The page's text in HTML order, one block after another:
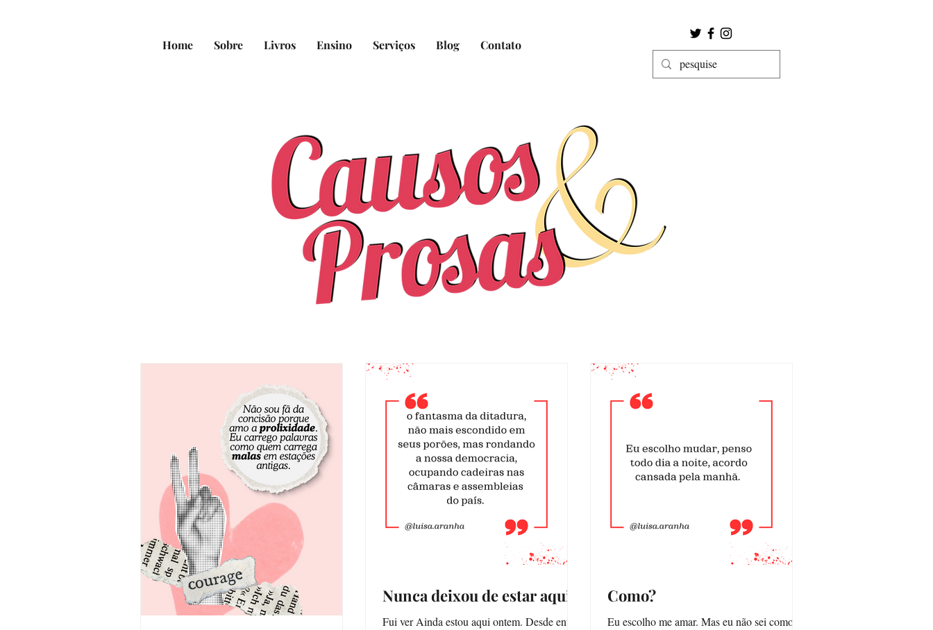
Home Sobre Livros Ensino Serviços Blog Contato
Nunca deixou de estar aqui
Fui ver Ainda estou aqui ontem. Desde então
Como?
Eu escolho me amar. Mas eu não sei como